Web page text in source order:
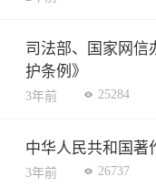
司法部、国家网信
护条例》
3年前 25284
中华人民共和国著
3年前 26737